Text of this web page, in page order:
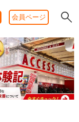
会員ページ